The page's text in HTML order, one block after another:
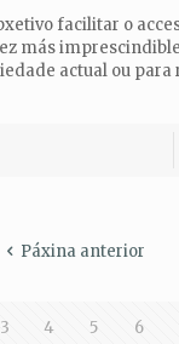
facilitar o
más
actual ou para
Páxina anterior
3 4 5 6